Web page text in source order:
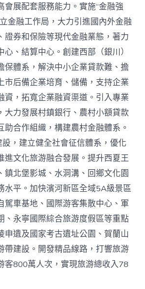
會展配套服務能力。實施“金融強
金融工作局，大力引進國內外金融
證券和保險等現代金融業態，著力
、結算中心。創建西部（銀川）
保體系，解決中小企業貸款難、擔
市后備企業培育、儲備，支持企業
資，拓寬企業融資渠道。引入專業
大力發展村鎮銀行、農村小額貸款
助合作組織，構建農村金融體系。
設，建立健全社會征信體系，優化
進文化旅游融合發展。提升西夏王
鎮北堡影城、水洞溝、回鄉文化園
水平。加快濱河新區全域5A級景區
駕車基地、國際游客集散中心、軍
、永寧國際綜合旅游度假區等重點
申遺及國家考古遺址公園、賀蘭山
帶建設。開發精品線路，打響旅游
客800萬人次，實現旅游總收入78